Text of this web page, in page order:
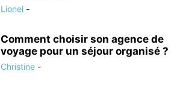
Lionel -
Comment choisir son agence de
voyage pour un séjour organisé ?
Christine -